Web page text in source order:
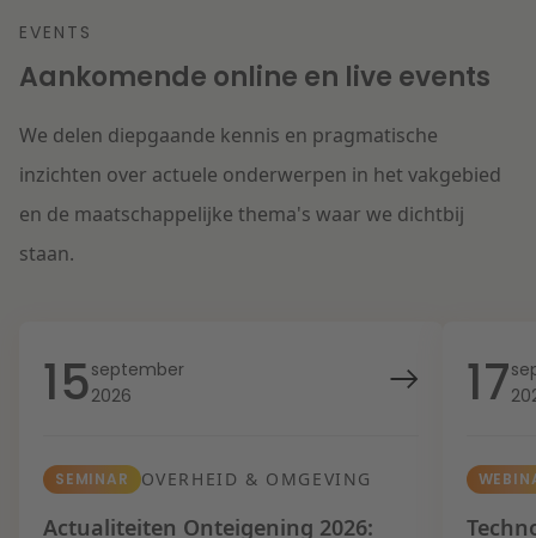
EVENTS
Aankomende online en live events
We delen diepgaande kennis en pragmatische
inzichten over actuele onderwerpen in het vakgebied
en de maatschappelijke thema's waar we dichtbij
staan.
15september
2026
SEMINAR OVERHEID & OMGEVING
Actualiteiten Onteigening 2026:
17